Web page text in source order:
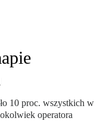
10 proc. wszystkich w
operatora